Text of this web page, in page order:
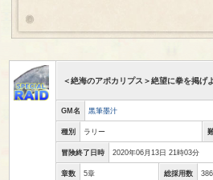
＜絶海のアポカリプス＞絶望に拳を掲げよ
GM名 黒筆墨汁
種別 ラリー
冒険終了日時 2020年06月13日 21時03分
章数 5章 総採用数